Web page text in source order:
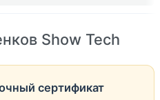
Show Tech
сертификат